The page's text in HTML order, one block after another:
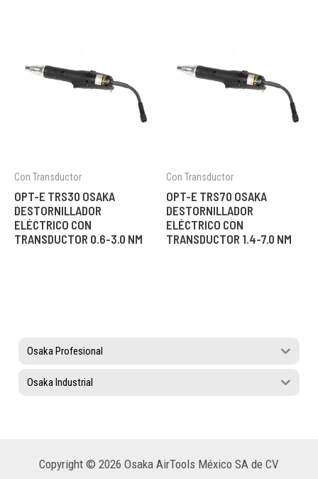
Con Transductor
OPT-E TRS30 OSAKA
DESTORNILLADOR
ELÉCTRICO CON
TRANSDUCTOR 0.6-3.0 NM
Con Transductor
OPT-E TRS70 OSAKA
DESTORNILLADOR
ELÉCTRICO CON
TRANSDUCTOR 1.4-7.0 NM
Osaka Profesional
Osaka Industrial
Copyright © 2026 Osaka AirTools México SA de CV